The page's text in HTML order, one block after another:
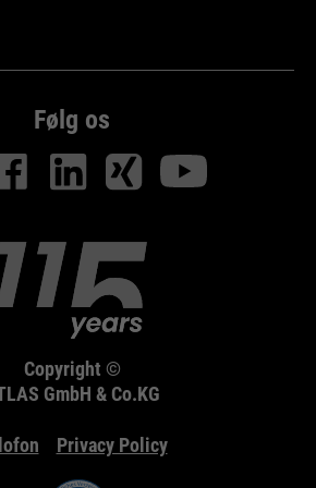
Følg os
Copyright ©
GmbH & Co.KG
Privacy Policy